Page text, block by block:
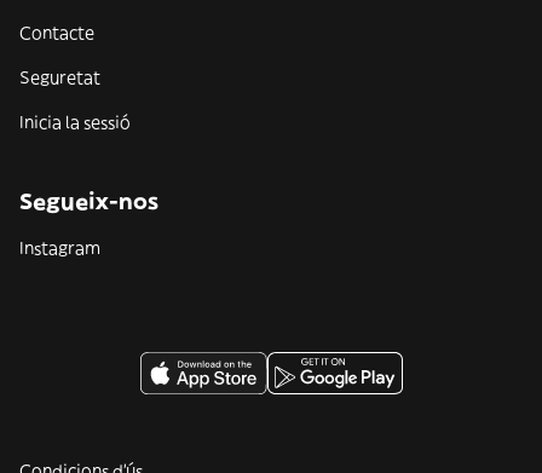
Contacte
Seguretat
Inicia la sessió
Segueix-nos
Instagram